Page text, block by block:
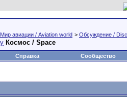
Мир авиации / Aviation world > Обсуждение /
Космос / Space
Справка Сообщество